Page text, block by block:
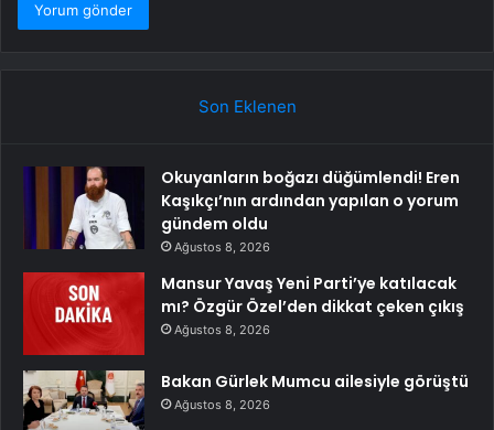
Son Eklenen
Okuyanların boğazı düğümlendi! Eren
Kaşıkçı’nın ardından yapılan o yorum
gündem oldu
Ağustos 8, 2026
Mansur Yavaş Yeni Parti’ye katılacak
mı? Özgür Özel’den dikkat çeken çıkış
Ağustos 8, 2026
Bakan Gürlek Mumcu ailesiyle görüştü
Ağustos 8, 2026